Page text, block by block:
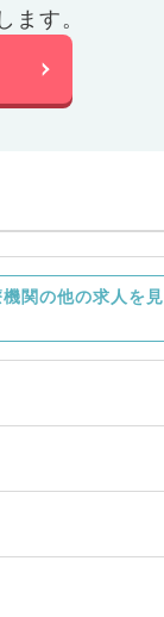
す。
関の他の求人を見